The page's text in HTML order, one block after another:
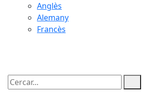
Anglès
Alemany
Francès
Cercar: